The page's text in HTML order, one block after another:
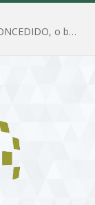
PORTARIA Nº 025/2026-GP/IPREVSSBV – CONCEDIDO, o benefício de PENSÃO a MARIA ESTELA DOS SANTOS SOUZA